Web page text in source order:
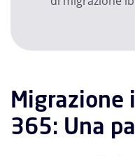
Migrazione
365: Una